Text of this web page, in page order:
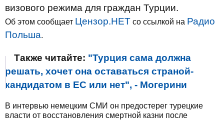
визового режима для граждан Турции.
Об этом сообщает Цензор.НЕТ со ссылкой на Радио
Польша.
Также читайте: "Турция сама должна
решать, хочет она оставаться страной-
кандидатом в ЕС или нет", - Могерини
В интервью немецким СМИ он предостерег турецкие
власти от восстановления смертной казни после